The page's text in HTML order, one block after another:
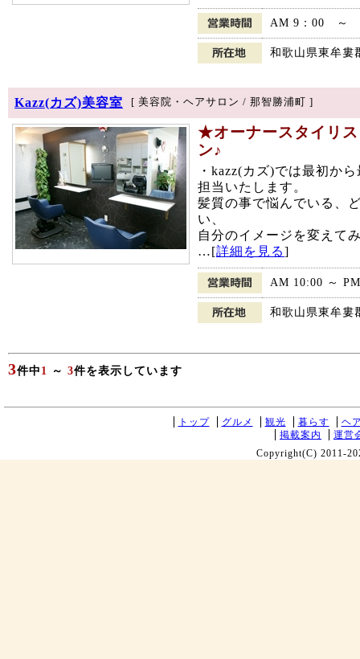
AM 9：00 ～
和歌山県東牟婁
Kazz(カズ)美容室 [ 美容院・ヘアサロン / 那智勝浦町 ]
★オーナースタイリ
ン♪
・kazz(カズ)では最初か
担当いたします。
髪質の事で悩んでいる、
い、
自分のイメージを変えて
…[詳細を見る]
AM 10:00 ～
和歌山県東牟婁
3件中 1 ～ 3件を表示しています
トップ グルメ 観光 暮らす
ヘ
掲載案内
運営
Copyright(C) 2011-